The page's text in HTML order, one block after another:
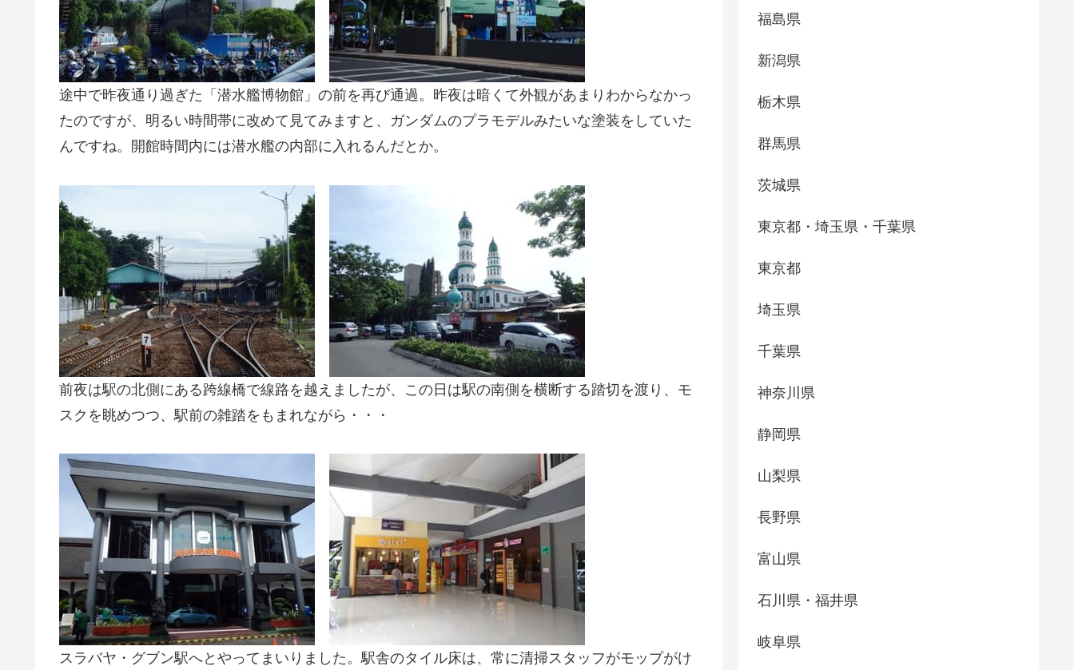
途中で昨夜通り過ぎた「潜水艦博物館」の前を再び通過。昨夜は暗くて外観があまりわからなかっ
たのですが、明るい時間帯に改めて見てみますと、ガンダムのプラモデルみたいな塗装をしていた
んですね。開館時間内には潜水艦の内部に入れるんだとか。
前夜は駅の北側にある跨線橋で線路を越えましたが、この日は駅の南側を横断する踏切を渡り、モ
スクを眺めつつ、駅前の雑踏をもまれながら・・・
スラバヤ・グブン駅へとやってまいりました。駅舎のタイル床は、常に清掃スタッフがモップがけ
福島県
新潟県
栃木県
群馬県
茨城県
東京都・埼玉県・千葉県
東京都
埼玉県
千葉県
神奈川県
静岡県
山梨県
長野県
富山県
石川県・福井県
岐阜県